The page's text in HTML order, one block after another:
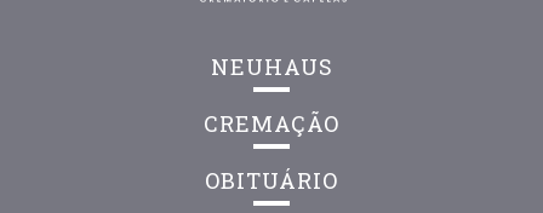
NEUHAUS
CREMAÇÃO
OBITUÁRIO